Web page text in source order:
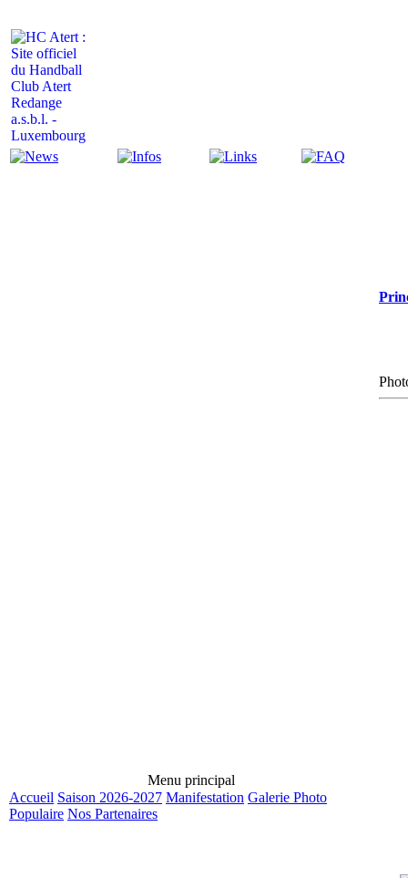
Menu principal
Accueil Saison 2026-2027 Manifestation Galerie Photo
Populaire Nos Partenaires